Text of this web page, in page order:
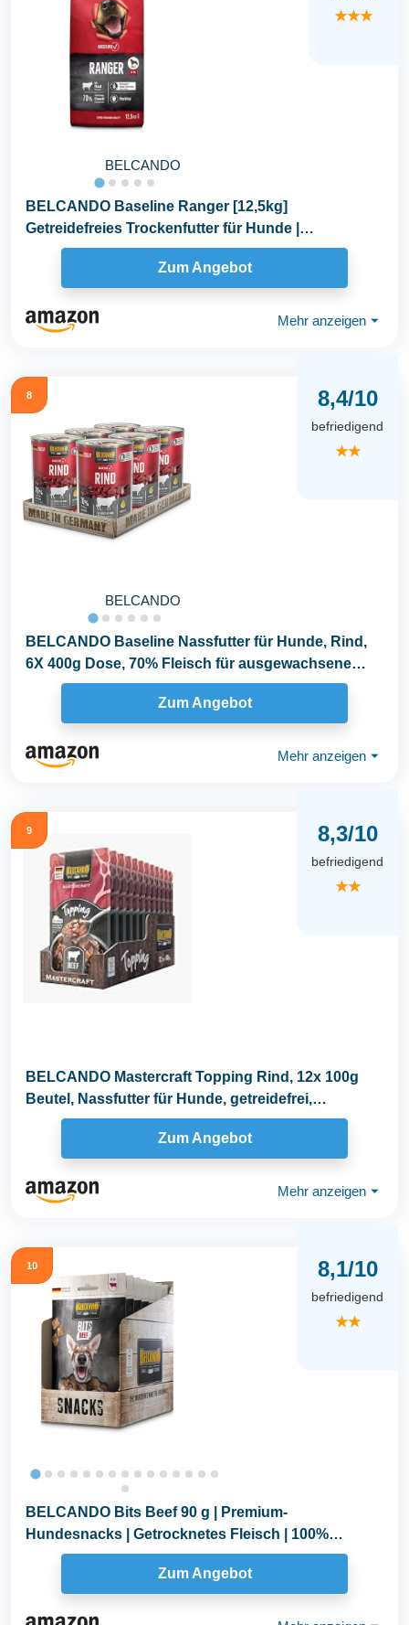
BELCANDO
★★★
BELCANDO Baseline Ranger [12,5kg]
Getreidefreies Trockenfutter für Hunde |
Alleinfuttermittel für...
Zum Angebot
Mehr anzeigen ⏷
8
BELCANDO
8,4/10
befriedigend
★★
BELCANDO Baseline Nassfutter für Hunde, Rind,
6X 400g Dose, 70% Fleisch für ausgewachsene
Hunde...
Zum Angebot
Mehr anzeigen ⏷
9 8,3/10
befriedigend
★★
BELCANDO Mastercraft Topping Rind, 12x 100g
Beutel, Nassfutter für Hunde, getreidefrei,
sortenfrei...
Zum Angebot
Mehr anzeigen ⏷
10 8,1/10
befriedigend
★★
BELCANDO Bits Beef 90 g | Premium-
Hundesnacks | Getrocknetes Fleisch | 100%
natürlich
Zum Angebot